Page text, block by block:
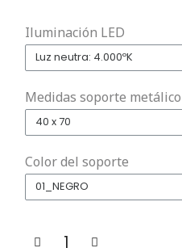
Iluminación LED
Medidas soporte metálico
Color del soporte